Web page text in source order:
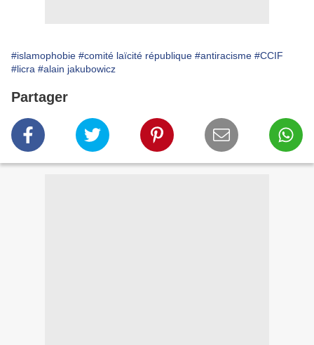
#islamophobie #comité laïcité république #antiracisme #CCIF
#licra #alain jakubowicz
Partager